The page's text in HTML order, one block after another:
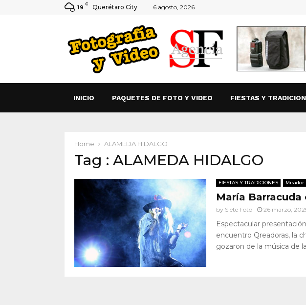
19 C Querétaro City 6 agosto, 2026
INICIO PAQUETES DE FOTO Y VIDEO FIESTAS Y
Home ALAMEDA HIDALGO
Tag : ALAMEDA HIDALGO
FIESTAS Y TRADICIONES Mirador
María
by Siete Foto 26 marzo,
Espectacular
encuentro Qreadoras, la
gozaron de la música de